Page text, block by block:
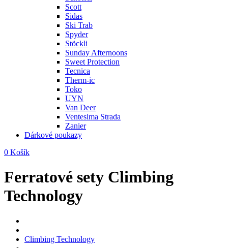
Scott
Sidas
Ski Trab
Spyder
Stöckli
Sunday Afternoons
Sweet Protection
Tecnica
Therm-ic
Toko
UYN
Van Deer
Ventesima Strada
Zanier
Dárkové poukazy
0 Košík
Ferratové sety Climbing
Technology
Climbing Technology